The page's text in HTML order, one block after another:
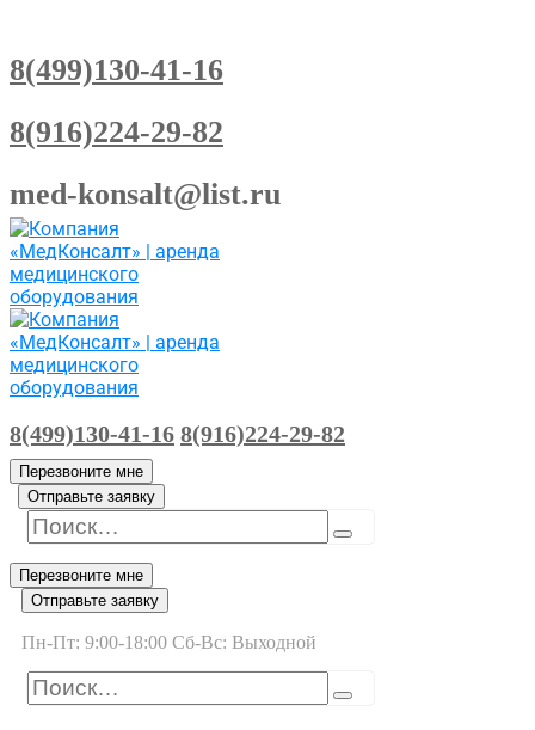
8(499)130-41-16
8(916)224-29-82
med-konsalt@list.ru
8(499)130-41-16 8(916)224-29-82
Перезвоните мне
Отправьте заявку
Перезвоните мне
Отправьте заявку
Пн-Пт: 9:00-18:00 Сб-Вс: Выходной